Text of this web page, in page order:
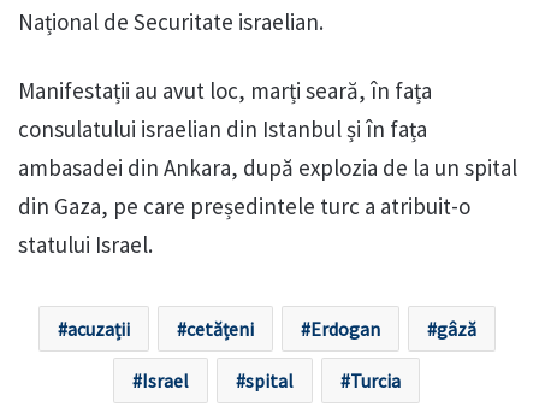
Național de Securitate israelian.
Manifestații au avut loc, marți seară, în fața
consulatului israelian din Istanbul și în fața
ambasadei din Ankara, după explozia de la un spital
din Gaza, pe care președintele turc a atribuit-o
statului Israel.
acuzații cetățeni Erdogan gâză
Israel spital Turcia